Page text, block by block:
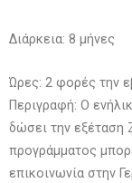
Διάρκεια: 8 μήνες
Ώρες: 2 φορές την
Περιγραφή: Ο
δώσει την εξέταση
προγράμματος
επικοινωνία στην